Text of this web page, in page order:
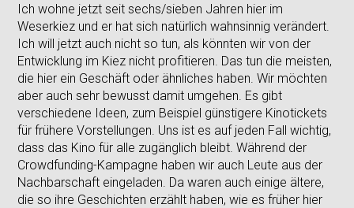
Ich wohne jetzt seit sechs/sieben Jahren hier im
Weserkiez und er hat sich natürlich wahnsinnig verändert.
Ich will jetzt auch nicht so tun, als könnten wir von der
Entwicklung im Kiez nicht profitieren. Das tun die meisten,
die hier ein Geschäft oder ähnliches haben. Wir möchten
aber auch sehr bewusst damit umgehen. Es gibt
verschiedene Ideen, zum Beispiel günstigere Kinotickets
für frühere Vorstellungen. Uns ist es auf jeden Fall wichtig,
dass das Kino für alle zugänglich bleibt. Während der
Crowdfunding-Kampagne haben wir auch Leute aus der
Nachbarschaft eingeladen. Da waren auch einige ältere,
die so ihre Geschichten erzählt haben, wie es früher hier